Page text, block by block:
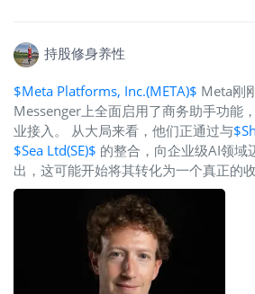
持股修身养性
$Meta Platforms, Inc.(META)$ Meta刚
Messenger上全面启用了商务助手功能
业接入。 从大局来看，他们正通过与
$Sea Ltd(SE)$ 的整合，向企业级AI领域
出，这可能开始将其转化为一个真正的
持续攀升，这可能会在未来几个季度为
需要关注的是用户增长与付费转化之间